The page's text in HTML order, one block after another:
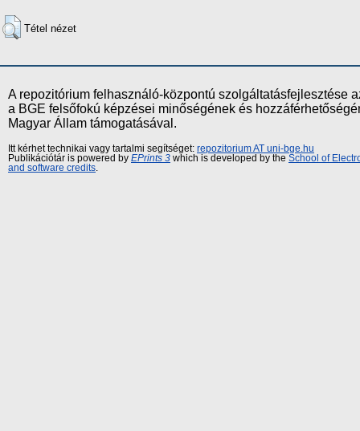
Tétel nézet
A repozitórium felhasználó-központú szolgáltatásfejlesztése
a BGE felsőfokú képzései minőségének és
Magyar Állam támogatásával.
Itt kérhet technikai vagy tartalmi segítséget: repozitorium AT uni-bge.hu
Publikációtár is powered by EPrints 3 which is developed by the School of
and software credits